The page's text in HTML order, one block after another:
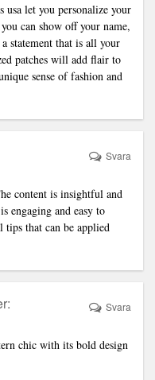
usa let you personalize your
can show off your name,
statement that is all your
patches will add flair to
sense of fashion and
content is insightful and
engaging and easy to
that can be applied
Svara
chic with its bold design
Svara